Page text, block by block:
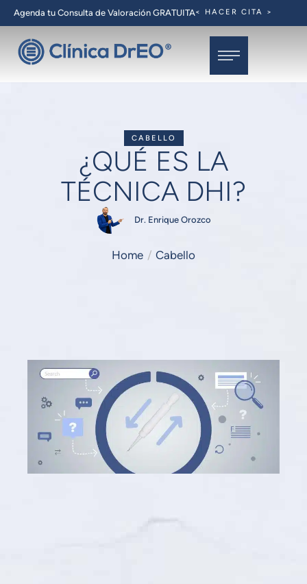
Agenda tu Consulta de Valoración GRATUITA< HACER CITA >
CABELLO
¿QUÉ ES LA
TÉCNICA DHI?
Dr. Enrique Orozco
Home / Cabello